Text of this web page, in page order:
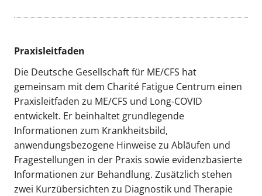
Praxisleitfaden
Die Deutsche Gesellschaft für ME/CFS hat
gemeinsam mit dem Charité Fatigue Centrum einen
Praxisleitfaden zu ME/CFS und Long-COVID
entwickelt. Er beinhaltet grundlegende
Informationen zum Krankheitsbild,
anwendungsbezogene Hinweise zu Abläufen und
Fragestellungen in der Praxis sowie evidenzbasierte
Informationen zur Behandlung. Zusätzlich stehen
zwei Kurzübersichten zu Diagnostik und Therapie